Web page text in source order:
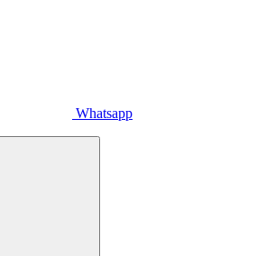
Whatsapp